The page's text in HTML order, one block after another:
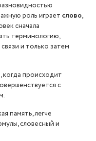
роль играет слово,
сначала
терминологию,
и только затем
когда происходит
с
память, легче
словесный и